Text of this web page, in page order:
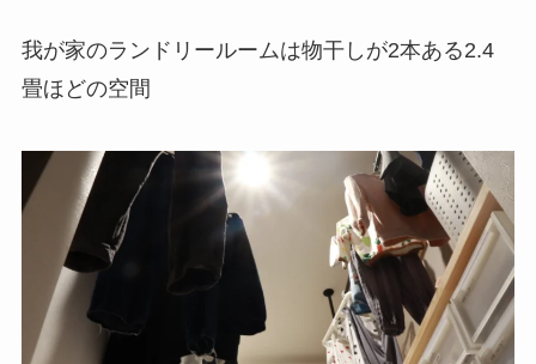
我が家のランドリールームは物干しが2本ある2.4
畳ほどの空間